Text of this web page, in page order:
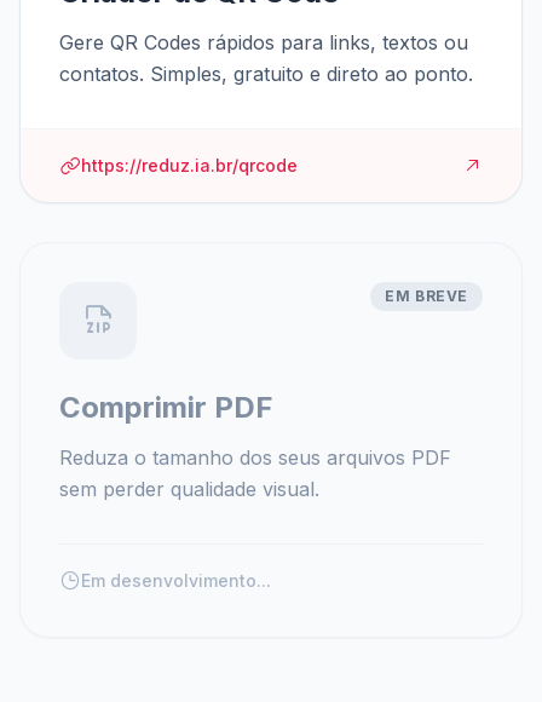
Gere QR Codes rápidos para links, textos ou
contatos. Simples, gratuito e direto ao ponto.
https://reduz.ia.br/qrcode
EM BREVE
Comprimir PDF
Reduza o tamanho dos seus arquivos PDF
sem perder qualidade visual.
Em desenvolvimento...